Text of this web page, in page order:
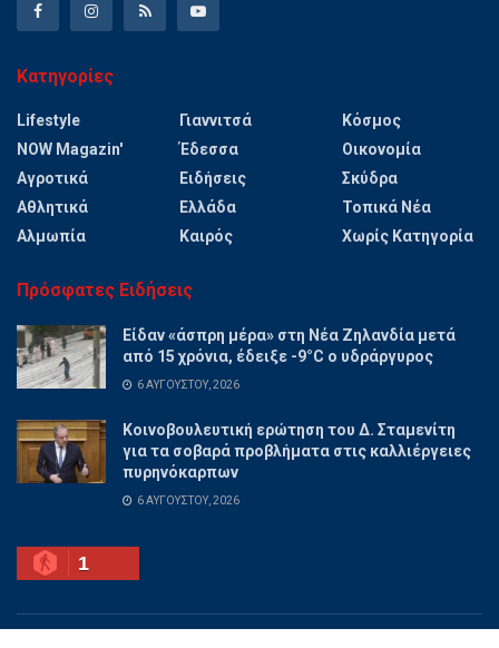
Κατηγορίες
Lifestyle
NOW Magazin'
Αγροτικά
Αθλητικά
Αλμωπία
Γιαννιτσά
Έδεσσα
Ειδήσεις
Ελλάδα
Καιρός
Κόσμος
Οικονομία
Σκύδρα
Τοπικά Νέα
Χωρίς Κατηγορία
Πρόσφατες Ειδήσεις
Είδαν «άσπρη μέρα» στη Νέα Ζηλανδία μετά
από 15 χρόνια, έδειξε -9°C ο υδράργυρος
6 ΑΥΓΟΎΣΤΟΥ, 2026
Κοινοβουλευτική ερώτηση του Δ. Σταμενίτη
για τα σοβαρά προβλήματα στις καλλιέργειες
πυρηνόκαρπων
6 ΑΥΓΟΎΣΤΟΥ, 2026
1